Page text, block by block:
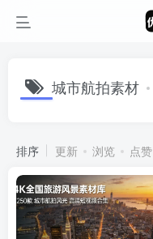
城市航拍素材
排序 更新 浏览 点赞